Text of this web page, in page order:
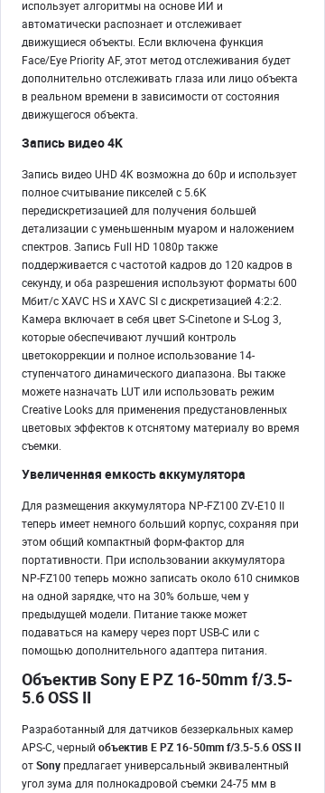
использует алгоритмы на основе ИИ и
автоматически распознает и отслеживает
движущиеся объекты. Если включена функция
Face/Eye Priority AF, этот метод отслеживания будет
дополнительно отслеживать глаза или лицо объекта
в реальном времени в зависимости от состояния
движущегося объекта.
Запись видео 4K
Запись видео UHD 4K возможна до 60p и использует
полное считывание пикселей с 5.6K
передискретизацией для получения большей
детализации с уменьшенным муаром и наложением
спектров. Запись Full HD 1080p также
поддерживается с частотой кадров до 120 кадров в
секунду, и оба разрешения используют форматы 600
Мбит/с XAVC HS и XAVC SI с дискретизацией 4:2:2.
Камера включает в себя цвет S-Cinetone и S-Log 3,
которые обеспечивают лучший контроль
цветокоррекции и полное использование 14-
ступенчатого динамического диапазона. Вы также
можете назначать LUT или использовать режим
Creative Looks для применения предустановленных
цветовых эффектов к отснятому материалу во время
съемки.
Увеличенная емкость аккумулятора
Для размещения аккумулятора NP-FZ100 ZV-E10 II
теперь имеет немного больший корпус, сохраняя при
этом общий компактный форм-фактор для
портативности. При использовании аккумулятора
NP-FZ100 теперь можно записать около 610 снимков
на одной зарядке, что на 30% больше, чем у
предыдущей модели. Питание также может
подаваться на камеру через порт USB-C или с
помощью дополнительного адаптера питания.
Объектив Sony E PZ 16-50mm f/3.5-
5.6 OSS II
Разработанный для датчиков беззеркальных камер
APS-C, черный объектив E PZ 16-50mm f/3.5-5.6 OSS II
отSony предлагает универсальный эквивалентный
угол зума для полнокадровой съемки 24-75 мм в